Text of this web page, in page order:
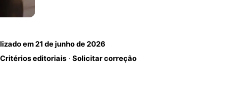
em21 de junho de 2026
Critérios editoriais· Solicitar correção